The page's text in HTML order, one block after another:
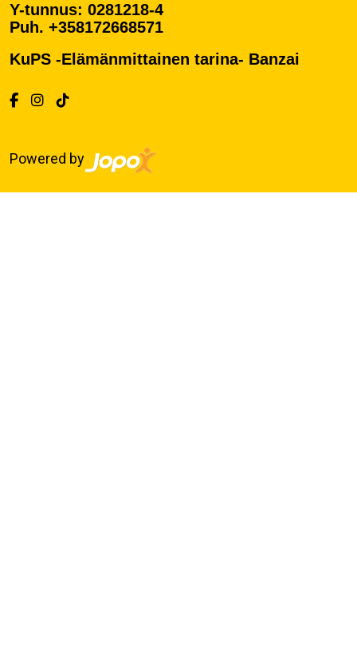
Y-tunnus: 0281218-4
Puh. +358172668571
KuPS -Elämänmittainen tarina- Banzai
Powered by